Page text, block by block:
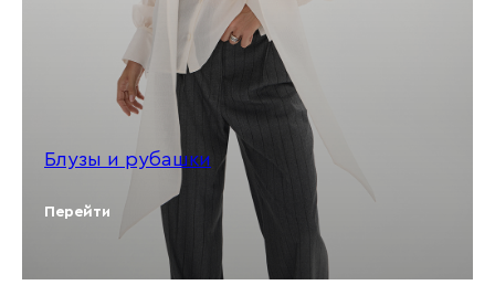
Блузы и рубашки
Перейти